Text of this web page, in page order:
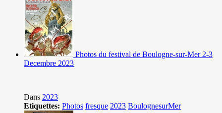
Photos du festival de Boulogne-sur-Mer 2-3
Decembre 2023
Dans 2023
Etiquettes: Photos fresque 2023 BoulognesurMer